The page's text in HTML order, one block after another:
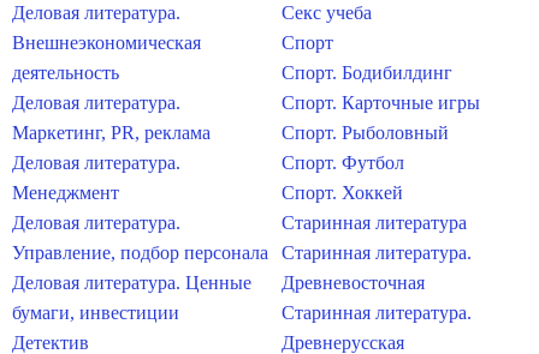
Деловая литература.
Внешнеэкономическая
деятельность
Деловая литература.
Маркетинг, PR, реклама
Деловая литература.
Менеджмент
Деловая литература.
Управление, подбор персонала
Деловая литература. Ценные
бумаги, инвестиции
Детектив
Секс учеба
Спорт
Спорт. Бодибилдинг
Спорт. Карточные игры
Спорт. Рыболовный
Спорт. Футбол
Спорт. Хоккей
Старинная литература
Старинная литература.
Древневосточная
Старинная литература.
Древнерусская